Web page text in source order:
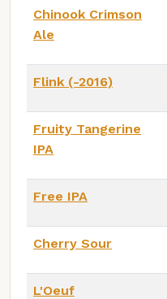
Chinook Crimson
Ale
Flink (-2016)
Fruity Tangerine
IPA
Free IPA
Cherry Sour
L'Oeuf